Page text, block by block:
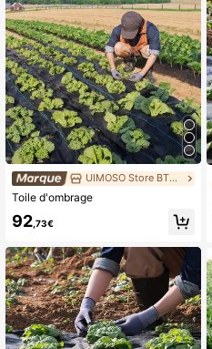
UIMOSO Store BTG EU
Toile d'ombrage
92 ,73€